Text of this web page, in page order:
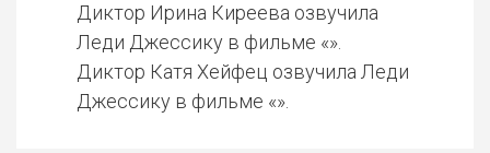
Диктор Ирина Киреева озвучила
Леди Джессику в фильме «».
Диктор Катя Хейфец озвучила Леди
Джессику в фильме «».